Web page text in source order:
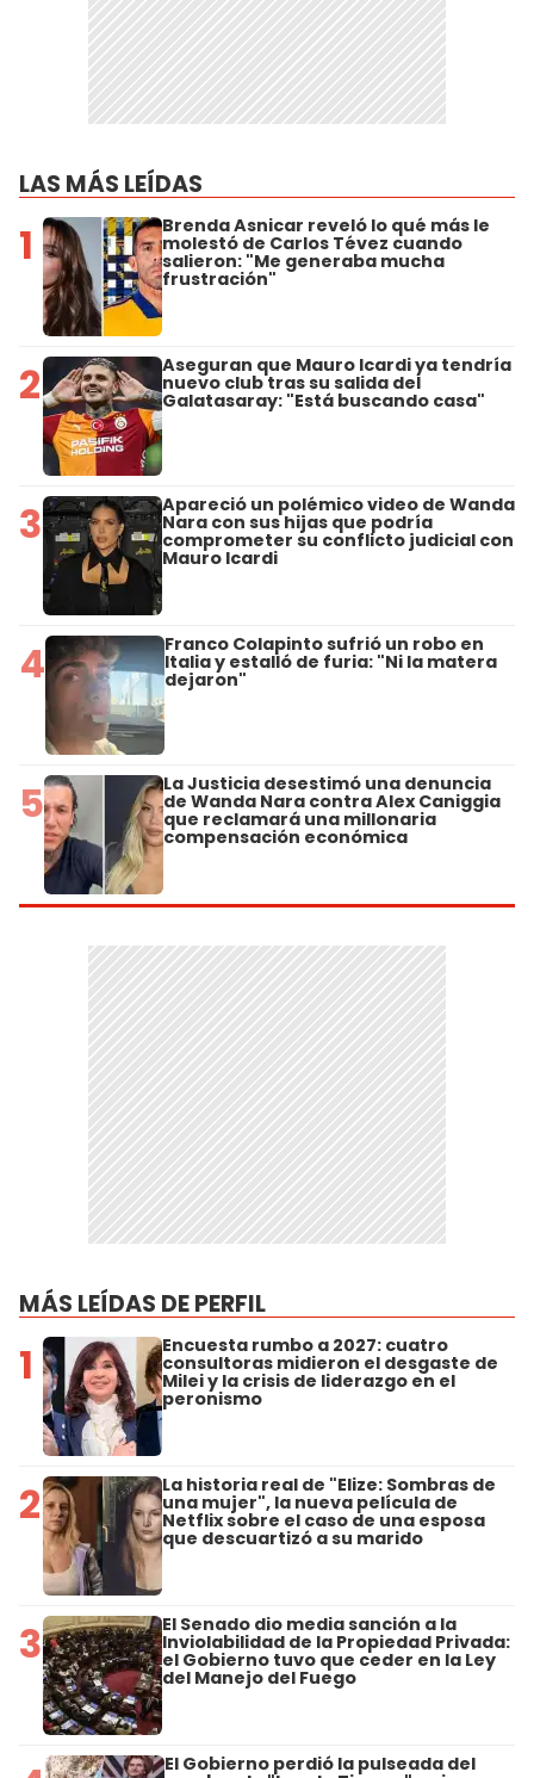
LAS MÁS LEÍDAS
1 Brenda Asnicar reveló lo qué más le
molestó de Carlos Tévez cuando
salieron: "Me generaba mucha
frustración"
2 Aseguran que Mauro Icardi ya tendría
nuevo club tras su salida del
Galatasaray: "Está buscando casa"
3 Apareció un polémico video de Wanda
Nara con sus hijas que podría
comprometer su conflicto judicial con
Mauro Icardi
4 Franco Colapinto sufrió un robo en
Italia y estalló de furia: "Ni la matera
dejaron"
5 La Justicia desestimó una denuncia
de Wanda Nara contra Alex Caniggia
que reclamará una millonaria
compensación económica
MÁS LEÍDAS DE PERFIL
1 Encuesta rumbo a 2027: cuatro
consultoras midieron el desgaste de
Milei y la crisis de liderazgo en el
peronismo
2 La historia real de "Elize: Sombras de
una mujer", la nueva película de
Netflix sobre el caso de una esposa
que descuartizó a su marido
3 El Senado dio media sanción a la
Inviolabilidad de la Propiedad Privada:
el Gobierno tuvo que ceder en la Ley
del Manejo del Fuego
El Gobierno perdió la pulseada del